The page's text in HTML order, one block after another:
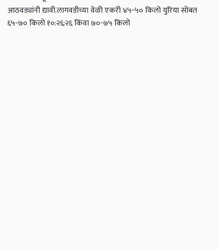
आठवड्यांनी द्यावी.लागवडीच्या वेळी एकरी ४५-५० किलो युरिया सोबत
६५-७० किलो १०:२६:२६ किंवा ७०-७५ किलो